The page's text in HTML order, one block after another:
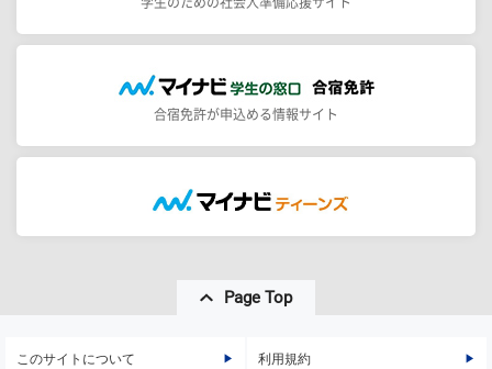
合宿免許が申込める情報サイト
Page Top
このサイトについて 利用規約